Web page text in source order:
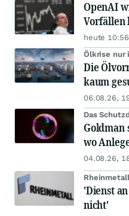
OpenAI
Vorfällen
heute 10:56
Ölkrise nur
Die
kaum
06.08.26,
Das
Goldman
wo
04.08.26,
'Dienst
nicht'